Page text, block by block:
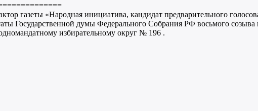
газеты «Народная инициатива, кандидат предварительного
Государственной думы Федерального Собрания РФ восьмого созыва
избирательному округ № 196 .